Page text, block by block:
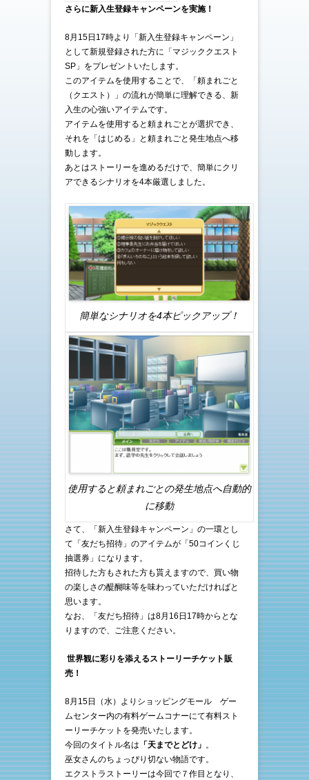
さらに新入生登録キャンペーンを実施！
8月15日17時より「新入生登録キャンペーン」
として新規登録された方に「マジッククエスト
SP」をプレゼントいたします。
このアイテムを使用することで、「頼まれごと
（クエスト）」の流れが簡単に理解できる、新
入生の心強いアイテムです。
アイテムを使用すると頼まれごとが選択でき、
それを「はじめる」と頼まれごと発生地点へ移
動します。
あとはストーリーを進めるだけで、簡単にクリ
アできるシナリオを4本厳選しました。
簡単なシナリオを4本ピックアップ！
使用すると頼まれごとの発生地点へ自動的
に移動
さて、「新入生登録キャンペーン」の一環とし
て「友だち招待」のアイテムが「50コインくじ
抽選券」になります。
招待した方もされた方も貰えますので、買い物
の楽しさの醍醐味等を味わっていただければと
思います。
なお、「友だち招待」は8月16日17時からとな
りますので、ご注意ください。
世界観に彩りを添えるストーリーチケット販
売！
8月15日（水）よりショッピングモール ゲー
ムセンター内の有料ゲームコナーにて有料スト
ーリーチケットを発売いたします。
今回のタイトル名は 「天までとどけ」 。
巫女さんのちょっぴり切ない物語です。
エクストラストーリーは今回で７作目となり、